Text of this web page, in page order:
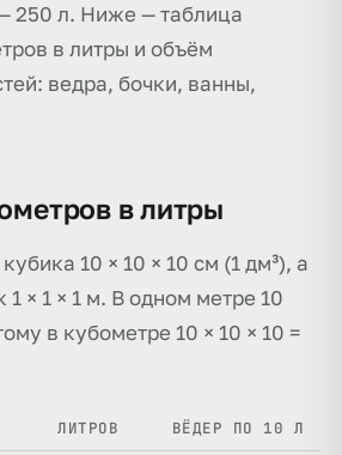
250 л. Ниже — таблица
в литры и объём
ведра, бочки, ванны,
в литры
10 × 10 × 10 см (1 дм³), а
× 1 × 1 м. В одном метре 10
в кубометре 10 × 10 × 10 =
ЛИТРОВ ВЁДЕР ПО 10 Л